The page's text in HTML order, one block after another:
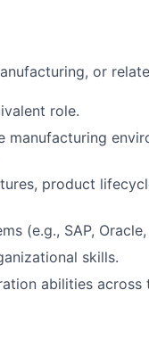
or
role.
manufacturing
product
(e.g., SAP,
skills.
abilities across